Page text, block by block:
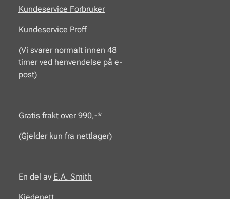
Kundeservice Forbruker
Kundeservice Proff
(Vi svarer normalt innen 48
timer ved henvendelse på e-
post)
Gratis frakt over 990,-*
(Gjelder kun fra nettlager)
En del av E.A. Smith